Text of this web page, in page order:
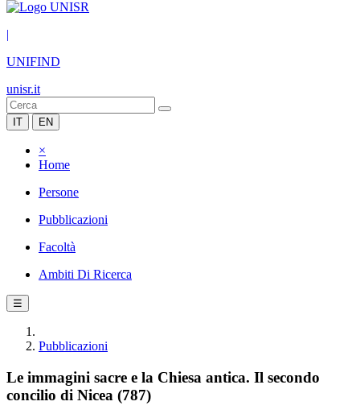
|
UNIFIND
unisr.it
IT EN
×
Home
Persone
Pubblicazioni
Facoltà
Ambiti Di Ricerca
☰
Pubblicazioni
Le immagini sacre e la Chiesa antica. Il secondo
concilio di Nicea (787)